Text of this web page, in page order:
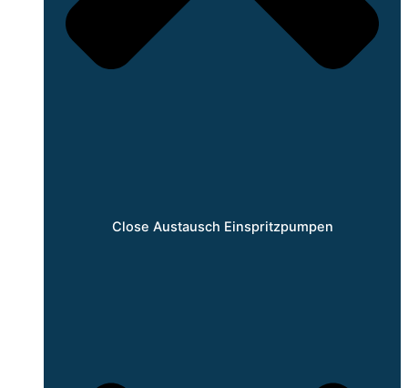
Close Austausch Einspritzpumpen